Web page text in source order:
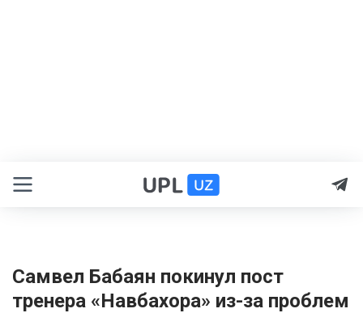
Самвел Бабаян покинул пост
тренера «Навбахора» из-за проблем